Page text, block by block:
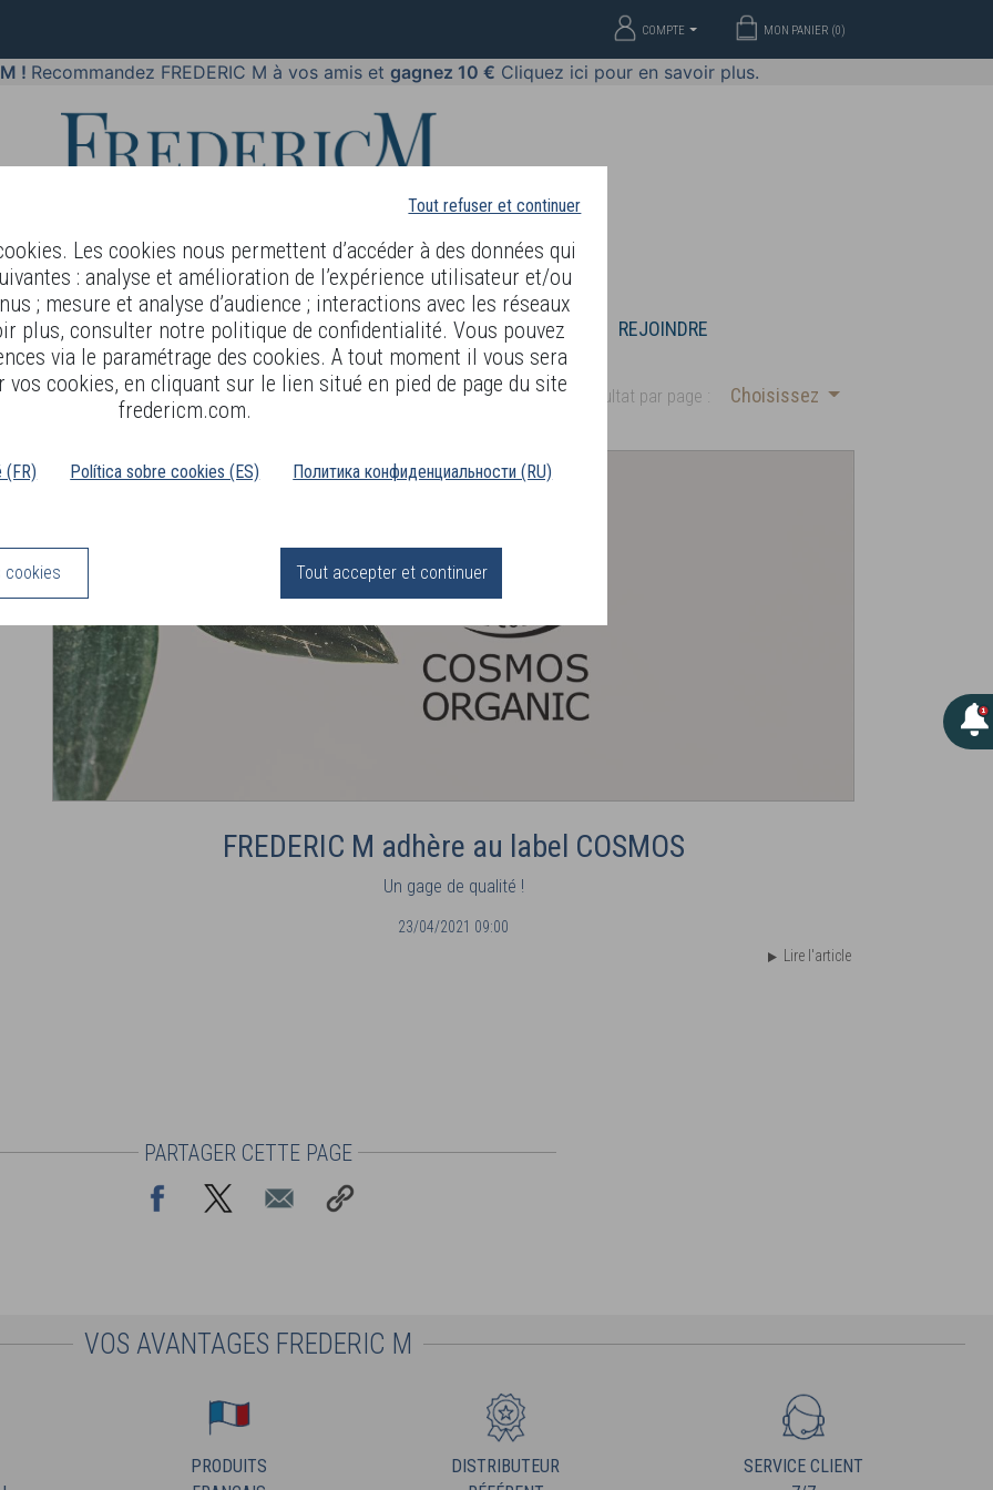
Tout refuser et continuer
Les cookies nous permettent d’accéder à des données qui
: analyse et amélioration de l’expérience utilisateur et/ou
; mesure et analyse d’audience ; interactions avec les réseaux
plus, consulter notre politique de confidentialité. Vous pouvez
via le paramétrage des cookies. A tout moment il vous sera
vos cookies, en cliquant sur le lien situé en pied de page du site
fredericm.com.
(FR) Política sobre cookies (ES) Политика конфиденциальности (RU)
cookies Tout accepter et continuer
MON PANIER (0)
COMPTE
! Recommandez FREDERIC M à vos amis et gagnez 10 € Cliquez ici pour en savoir plus.
OFFRES COSMETIQUES MAQUILLAGES PARFUMS BIJOUX REJOINDRE
Résultat par page : Choisissez
FREDERIC M adhère au label COSMOS
Un gage de qualité !
23/04/2021 09:00
Lire l'article
PARTAGER CETTE PAGE
VOS AVANTAGES FREDERIC M
PRODUITS
DISTRIBUTEUR
SERVICE CLIENT